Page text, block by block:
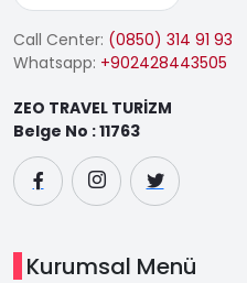
Call Center: (0850) 314 91 93
Whatsapp: +902428443505
ZEO TRAVEL TURİZM
Belge No : 11763
Kurumsal Menü